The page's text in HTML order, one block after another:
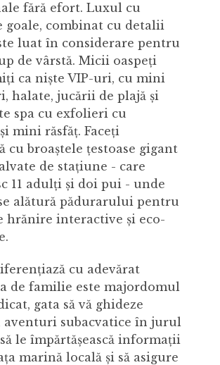
fără efort. Luxul cu
goale, combinat cu detalii
luat în considerare pentru
de vârstă. Micii oaspeți
ca niște VIP-uri, cu mini
halate, jucării de plajă și
spa cu exfolieri cu
mini răsfăț. Faceți
cu broaștele țestoase gigant
de stațiune - care
11 adulți și doi pui - unde
alătură pădurarului pentru
hrănire interactive și eco-
cu adevărat
de familie este majordomul
gata să vă ghideze
subacvatice în jurul
le împărtășească informații
marină locală și să asigure